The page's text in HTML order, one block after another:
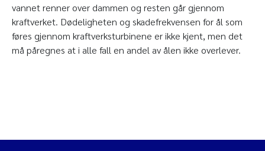
vannet renner over dammen og resten går gjennom
kraftverket. Dødeligheten og skadefrekvensen for ål som
føres gjennom kraftverksturbinene er ikke kjent, men det
må påregnes at i alle fall en andel av ålen ikke overlever.